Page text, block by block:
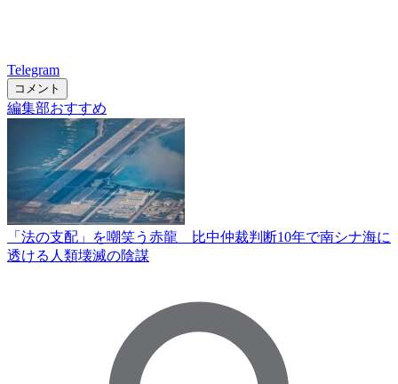
Telegram
コメント
編集部おすすめ
「法の支配」を嘲笑う赤龍 比中仲裁判断10年で南シナ海に
透ける人類壊滅の陰謀